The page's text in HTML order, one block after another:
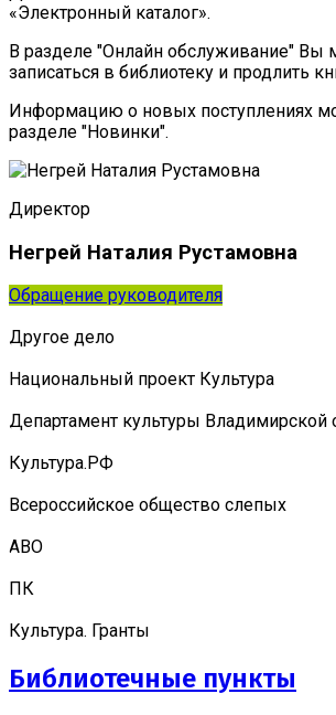
«Электронный каталог».
В разделе "Онлайн обслуживание" Вы
записаться в библиотеку и продлить
Информацию о новых поступлениях
разделе "Новинки".
Директор
Негрей Наталия Рустамовна
Обращение руководителя
Другое дело
Национальный проект Культура
Департамент культуры Владимирской
Культура.РФ
Всероссийское общество слепых
АВО
ПК
Культура. Гранты
Библиотечные пункты